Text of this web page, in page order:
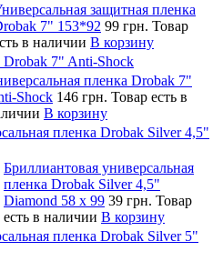
защитная пленка
7" 153*92 99 грн. Товар
в наличии В корзину
Drobak 7" Anti-Shock
пленка Drobak 7"
Shock 146 грн. Товар есть в
В корзину
пленка Drobak Silver 4,5"
Бриллиантовая универсальная
пленка Drobak Silver 4,5"
Diamond 58 х 99 39 грн. Товар
есть в наличии В корзину
пленка Drobak Silver 5"